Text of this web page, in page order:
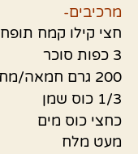
מרכיבים-
חצי קילו קמח תופח
3 כפות סוכר
200 גרם חמאה/מחמאה
1/3 כוס שמן
כחצי כוס מים
מעט מלח